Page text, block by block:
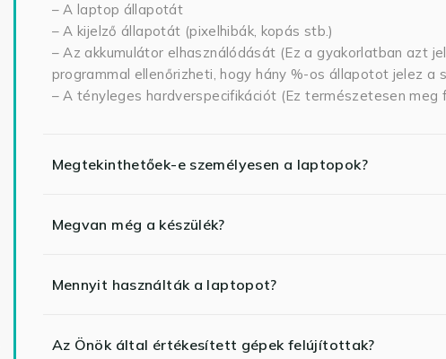
– A laptop állapotát
– A kijelző állapotát (pixelhibák, kopás stb.)
– Az akkumulátor elhasználódását (Ez a gyakorlatban azt
programmal ellenőrizheti, hogy hány %-os állapotot jelez a
– A tényleges hardverspecifikációt (Ez természetesen meg
Megtekinthetőek-e személyesen a laptopok?
Megvan még a készülék?
Mennyit használták a laptopot?
Az Önök által értékesített gépek felújítottak?